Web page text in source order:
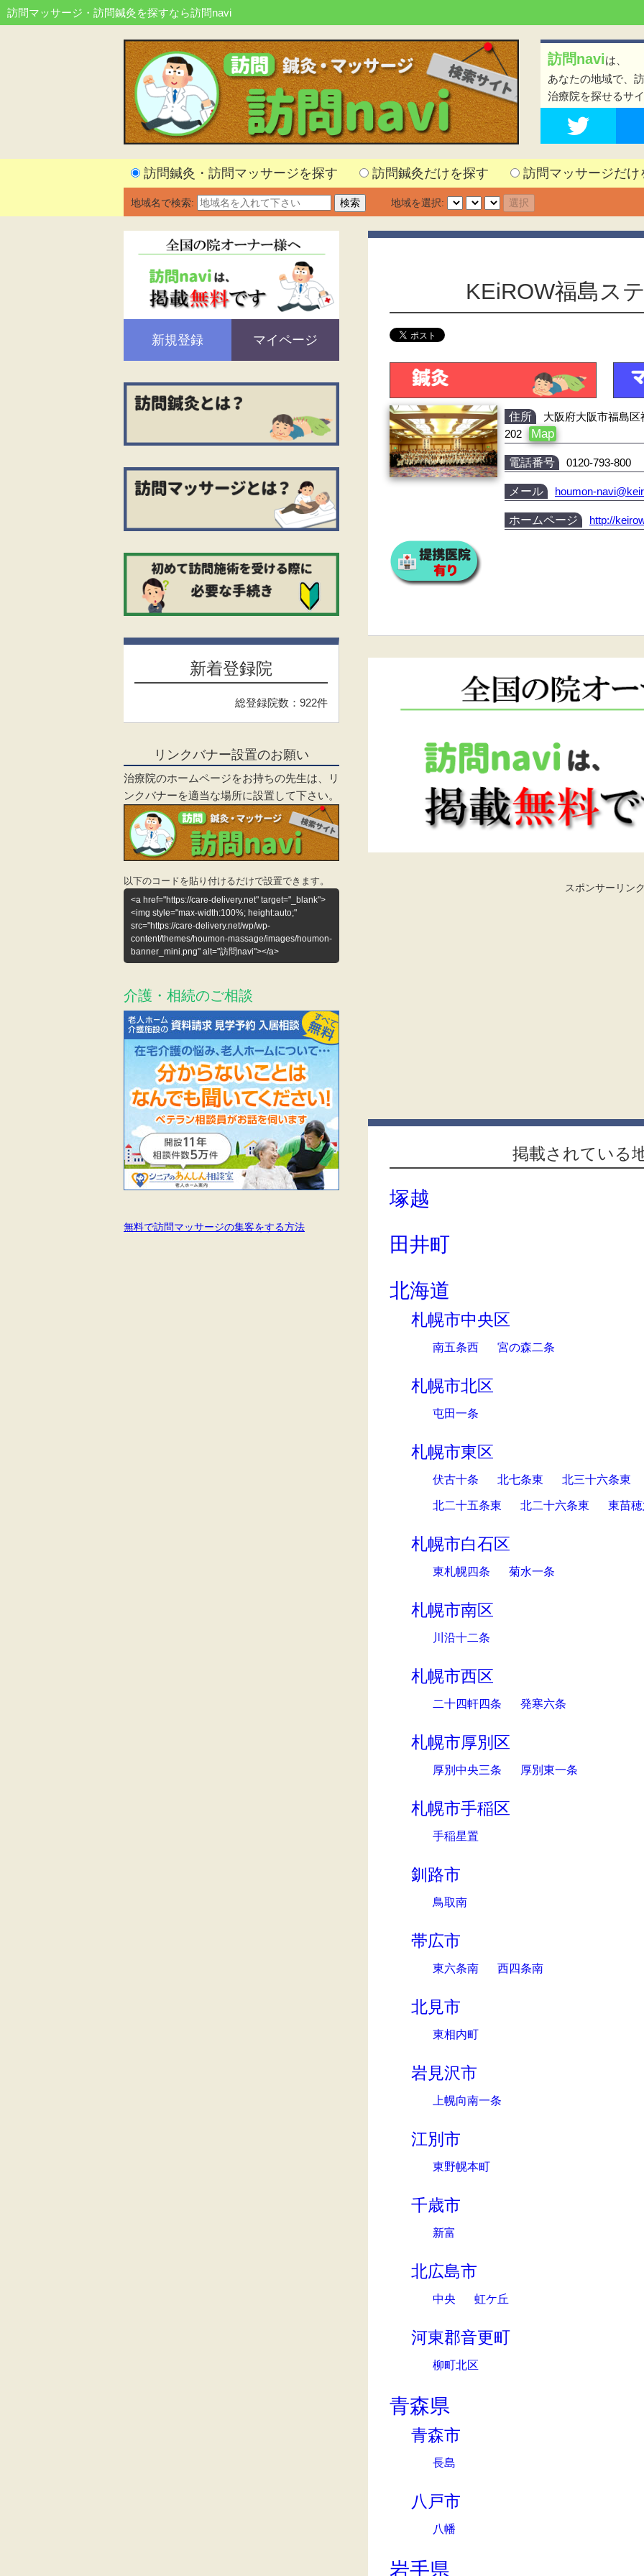
訪問マッサージ・訪問鍼灸を探すなら訪問navi
訪問naviは、
あなたの地域で、
治療院を探せるサ
訪問鍼灸・訪問マッサージを探す 訪問鍼灸だけを探す 訪問マッサージだけ
地域名で検索: 地域を選択:
KEiROW福島ス
住所
大阪府大阪市福島
202
Map
電話番号 0120-793-800
メール houmon-
ホームページ http://
スポンサーリン
掲載されている
塚越
田井町
北海道
札幌市中央区
南五条西 宮の森二条
札幌市北区
屯田一条
札幌市東区
伏古十条 北七条東 北三十六条東
北二十五条東 北二十六条東 東苗
札幌市白石区
東札幌四条 菊水一条
札幌市南区
川沿十二条
札幌市西区
二十四軒四条 発寒六条
札幌市厚別区
厚別中央三条 厚別東一条
札幌市手稲区
手稲星置
釧路市
鳥取南
帯広市
東六条南 西四条南
北見市
東相内町
岩見沢市
上幌向南一条
江別市
東野幌本町
千歳市
新富
北広島市
中央 虹ケ丘
河東郡音更町
柳町北区
青森県
青森市
長島
八戸市
八幡
岩手県
新規登録 マイページ
新着登録院
総登録院数：922件
リンクバナー設置のお願い
治療院のホームページをお持ちの先生は、リ
ンクバナーを適当な場所に設置して下さい。
以下のコードを貼り付けるだけで設置できます。
<a href="https://care-delivery.net" target="_blank">
<img style="max-width:100%; height:auto;"
src="https://care-delivery.net/wp/wp-
content/themes/houmon-massage/images/houmon-
banner_mini.png" alt="訪問navi"></a>
介護・相続のご相談
無料で訪問マッサージの集客をする方法